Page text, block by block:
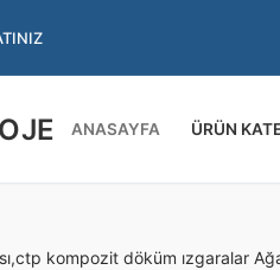
ANASAYFA ÜRÜN
kompozit döküm ızgaralar